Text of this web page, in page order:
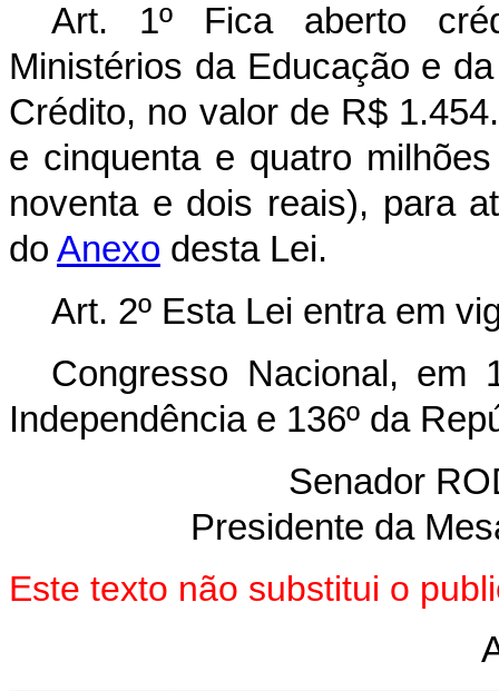
Art. 1º Fica aberto
Ministérios da Educação e
Crédito, no valor de R$
e cinquenta e quatro
noventa e dois reais), para
do Anexo desta Lei.
Art. 2º Esta Lei entra em
Congresso Nacional, em
Independência e 136º da
Senador
Presidente da
Este texto não substitui o